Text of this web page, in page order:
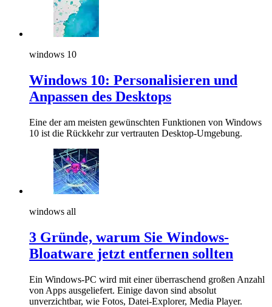
windows 10
Windows 10: Personalisieren und
Anpassen des Desktops
Eine der am meisten gewünschten Funktionen von Windows
10 ist die Rückkehr zur vertrauten Desktop-Umgebung.
windows all
3 Gründe, warum Sie Windows-
Bloatware jetzt entfernen sollten
Ein Windows-PC wird mit einer überraschend großen Anzahl
von Apps ausgeliefert. Einige davon sind absolut
unverzichtbar, wie Fotos, Datei-Explorer, Media Player.